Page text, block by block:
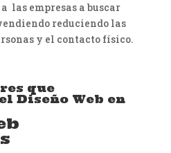
las empresas a buscar
reduciendo las
y el contacto físico.
que
Diseño Web en